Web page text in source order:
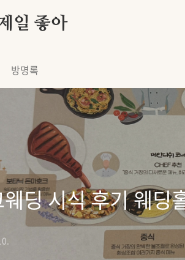
일 좋아
방명록
딩 시식 후기 웨딩